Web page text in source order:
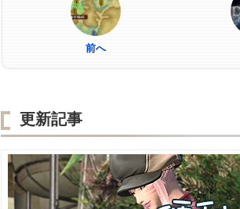
前へ
更新記事